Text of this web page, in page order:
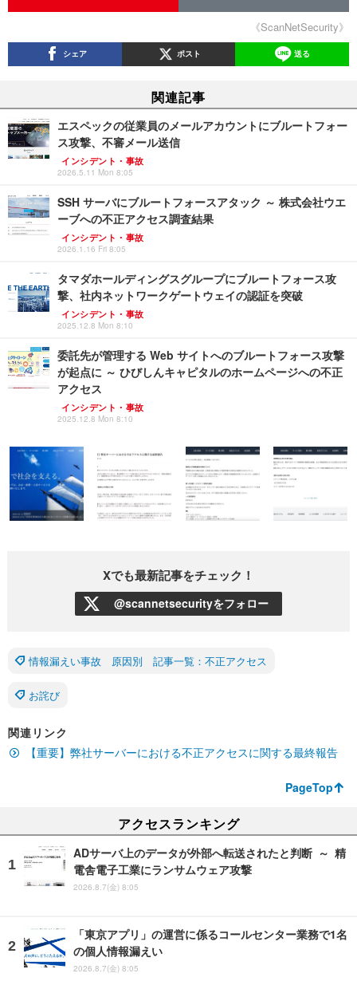
《ScanNetSecurity》
シェア ポスト 送る
関連記事
エスペックの従業員のメールアカウントにブルートフォー
ス攻撃、不審メール送信
インシデント・事故
2026.5.11 Mon 8:05
SSH サーバにブルートフォースアタック ～ 株式会社ウエ
ーブへの不正アクセス調査結果
インシデント・事故
2026.1.16 Fri 8:05
タマダホールディングスグループにブルートフォース攻
撃、社内ネットワークゲートウェイの認証を突破
インシデント・事故
2025.12.8 Mon 8:10
委託先が管理する Web サイトへのブルートフォース攻撃
が起点に ～ ひびしんキャピタルのホームページへの不正
アクセス
インシデント・事故
2025.12.8 Mon 8:10
Xでも最新記事をチェック！
@scannetsecurityをフォロー
情報漏えい事故 原因別 記事一覧：不正アクセス
お詫び
関連リンク
【重要】弊社サーバーにおける不正アクセスに関する最終報告
PageTop
アクセスランキング
ADサーバ上のデータが外部へ転送されたと判断 ～ 精
電舎電子工業にランサムウェア攻撃
2026.8.7(金) 8:05
「東京アプリ」の運営に係るコールセンター業務で1名
の個人情報漏えい
2026.8.7(金) 8:05